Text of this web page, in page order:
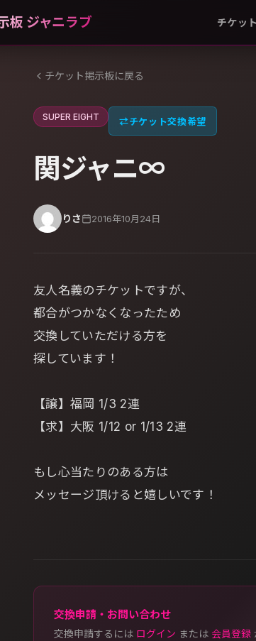
板 ジャニラブ チケッ
チケット掲示板に戻る
SUPER EIGHT ⇄チケット交換希望
関ジャニ∞
りさ 2016年10月24日
友人名義のチケットですが、
都合がつかなくなったため
交換していただける方を
探しています！
【譲】福岡 1/3 2連
【求】大阪 1/12 or 1/13 2連
もし心当たりのある方は
メッセージ頂けると嬉しいです！
交換申請・お問い合わせ
交換申請するには ログイン または 会員登録